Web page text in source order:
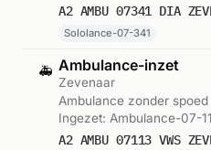
A2 AMBU 07341 DIA
Sololance-07-341
🚑 Ambulance-inzet
Zevenaar
Ambulance zonder
Ingezet: Ambulance-07-
00:53.
A2 AMBU 07113 VWS